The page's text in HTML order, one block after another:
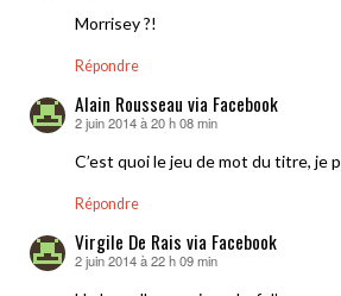
Morrisey ?!
Répondre
Alain Rousseau via Facebook
dit :
2 juin 2014 à 20 h 08 min
C’est quoi le jeu de mot du titre, je
Répondre
Virgile De Rais via Facebook
dit :
2 juin 2014 à 22 h 09 min